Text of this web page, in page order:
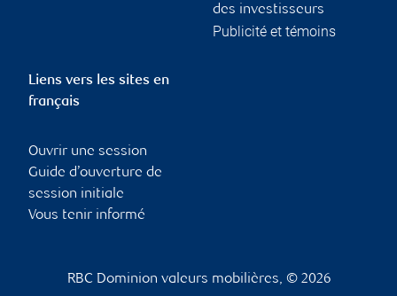
des investisseurs
Publicité et témoins
Liens vers les sites en
français
Ouvrir une session
Guide d’ouverture de
session initiale
Vous tenir informé
RBC Dominion valeurs mobilières, © 2026